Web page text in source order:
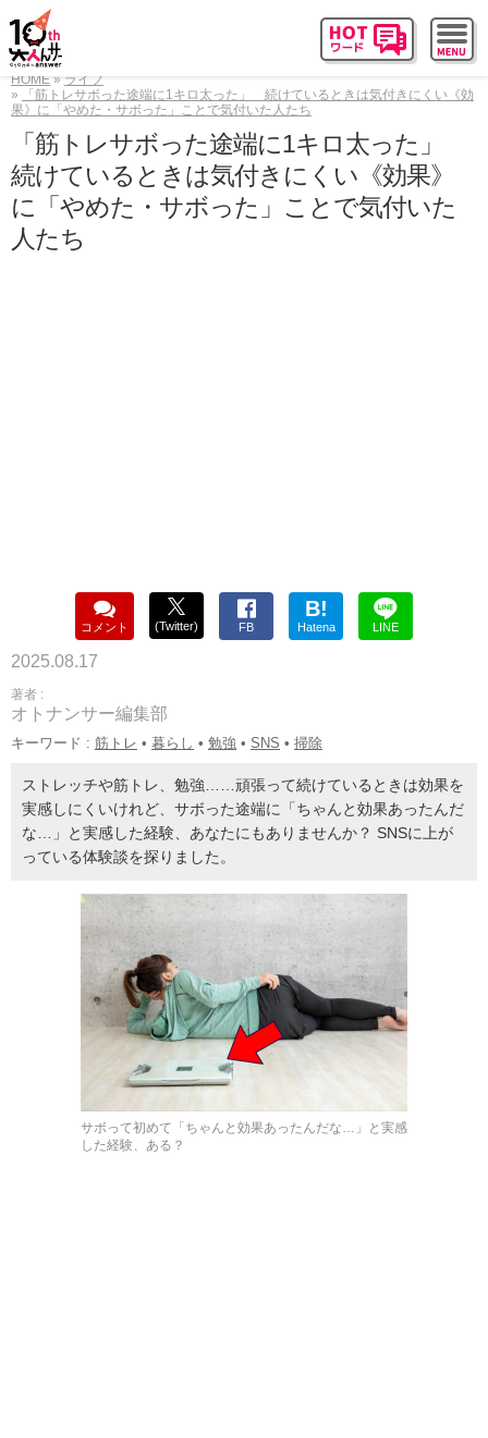
HOME
ライフ
「筋トレサボった途端に1キロ太った」 続けているときは気付きにくい《効
果》に「やめた・サボった」ことで気付いた人たち
「筋トレサボった途端に1キロ太った」
続けているときは気付きにくい《効果》
に「やめた・サボった」ことで気付いた
人たち
コメント (Twitter) FB
B!
Hatena LINE
2025.08.17
著者 :
オトナンサー編集部
キーワード : 筋トレ • 暮らし • 勉強 • SNS • 掃除
ストレッチや筋トレ、勉強……頑張って続けているときは効果を
実感しにくいけれど、サボった途端に「ちゃんと効果あったんだ
な…」と実感した経験、あなたにもありませんか？ SNSに上が
っている体験談を探りました。
サボって初めて「ちゃんと効果あったんだな…」と実感
した経験、ある？